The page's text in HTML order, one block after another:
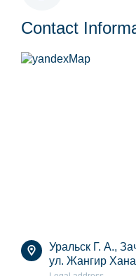
Contact
Уральск Г. А.,
ул. Жангир